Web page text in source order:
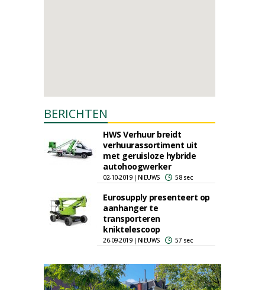
BERICHTEN
HWS Verhuur breidt
verhuurassortiment uit
met geruisloze hybride
autohoogwerker
02-10-2019 | NIEUWS 58 sec
Eurosupply presenteert op
aanhanger te
transporteren
kniktelescoop
26-09-2019 | NIEUWS 57 sec